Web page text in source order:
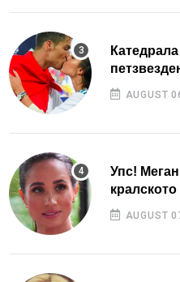
AUGUST
Упс!
AUGUST